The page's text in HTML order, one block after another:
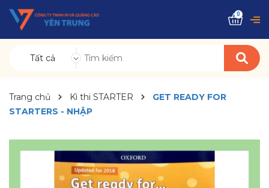
Tất cả
0
Trang chủ Kì thi STARTER
GET READY FOR
STARTERS - NHẬP